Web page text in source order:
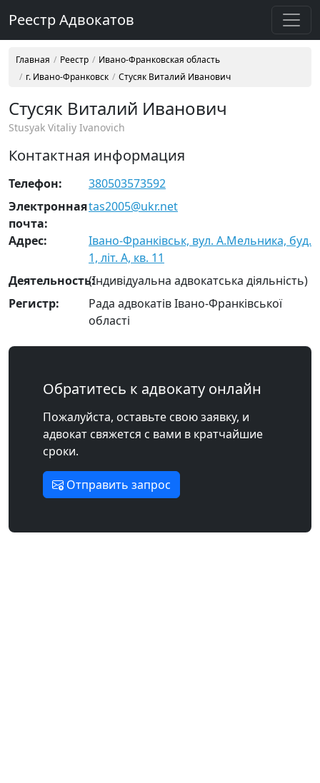
Реестр Адвокатов
Главная Реестр
Ивано-Франковская область
г. Ивано-Франковск
Стусяк Виталий Иванович
Стусяк Виталий Иванович
Stusyak Vitaliy Ivanovich
Контактная информация
Телефон:
380503573592
Электронная
почта:
tas2005@ukr.net
Адрес:
Івано-Франківськ, вул. А.Мельника, буд.
1, літ. А, кв. 11
Деятельность:(Індивідуальна адвокатська діяльність)
Регистр:
Рада адвокатів Івано-Франківської
області
Обратитесь к адвокату онлайн
Пожалуйста, оставьте свою заявку, и
адвокат свяжется с вами в кратчайшие
сроки.
Отправить запрос